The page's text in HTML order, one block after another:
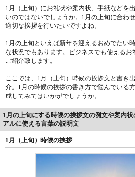
1月（上旬）にお礼状や案内状、手紙などを
いのではないでしょうか。1月の上旬に合わ
適切な挨拶を行いたいですよね。
1月の上旬といえば新年を迎えるおめでたい
な状況でもあります。ビジネスでも使えるお
ご紹介致します。
ここでは、1月（上旬）時候の挨拶文と書き
介。1月の時候の挨拶の書き方で悩んでいる
成してみてはいかがでしょうか。
1月の上旬にする時候の挨拶文の例文や案内
アルに使える言葉の説明文
1月（上旬）時候の挨拶